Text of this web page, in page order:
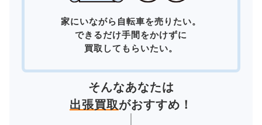
家にいながら自転車を売りたい。
できるだけ手間をかけずに
買取してもらいたい。
そんなあなたは
出張買取がおすすめ！